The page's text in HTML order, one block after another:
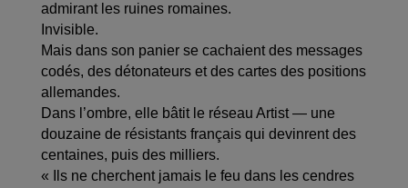
admirant les ruines romaines.
Invisible.
Mais dans son panier se cachaient des messages
codés, des détonateurs et des cartes des positions
allemandes.
Dans l’ombre, elle bâtit le réseau Artist — une
douzaine de résistants français qui devinrent des
centaines, puis des milliers.
« Ils ne cherchent jamais le feu dans les cendres